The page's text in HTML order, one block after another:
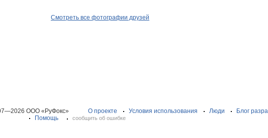
Смотреть все фотографии друзей
ООО «РуФокс» О проекте Условия использования Люди Блог
Помощь
сообщить об ошибке